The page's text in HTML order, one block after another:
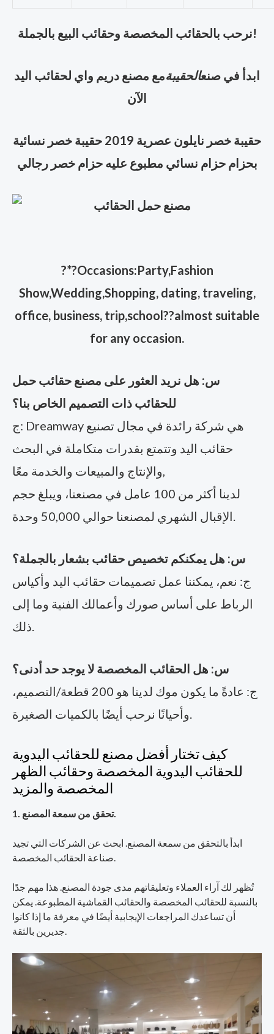
نرحب بالحقائب المخصصة وحقائب البيع بالجملة!
ابدأ في صنعالحقيبةمع مصنع دريم واي لحقائب اليد
الآن
حقيبة خصر نايلون عصرية 2019 حقيبة خصر نسائية
بحزام حزام نسائي مطبوع عليه حزام خصر رجالي
?*?Occasions:Party,Fashion
Show,Wedding,Shopping, dating, traveling,
office, business, trip,school??almost suitable
for any occasion.
س: هل نريد العثور على مصنع حقائب حمل
للحقائب ذات التصميم الخاص بنا؟
ج: Dreamway هي شركة رائدة في مجال تصنيع
حقائب اليد وتتمتع بقدرات متكاملة في البحث
والإنتاج والمبيعات والخدمة معًا,
لدينا أكثر من 100 عامل في مصنعنا، ويبلغ حجم
الإقبال الشهري لمصنعنا حوالي 50,000 وحدة.
س: هل يمكنكم تخصيص حقائب بشعار بالجملة؟
ج: نعم، يمكننا عمل تصميمات حقائب اليد وأكياس
الرباط على أساس صورك وأعمالك الفنية وما إلى
ذلك.
س: هل الحقائب المخصصة لا يوجد حد أدنى؟
ج: عادةً ما يكون موك لدينا هو 200 قطعة/التصميم،
وأحيانًا نرحب أيضًا بالكميات الصغيرة.
كيف تختار أفضل مصنع للحقائب اليدوية
للحقائب اليدوية المخصصة وحقائب الظهر
المخصصة والمزيد
1. تحقق من سمعة المصنع.
ابدأ بالتحقق من سمعة المصنع. ابحث عن الشركات التي تجيد
صناعة الحقائب المخصصة.
تُظهر لك آراء العملاء وتعليقاتهم مدى جودة المصنع. هذا مهم جدًا
بالنسبة للحقائب المخصصة والحقائب القماشية المطبوعة. يمكن
أن تساعدك المراجعات الإيجابية أيضًا في معرفة ما إذا كانوا
جديرين بالثقة.